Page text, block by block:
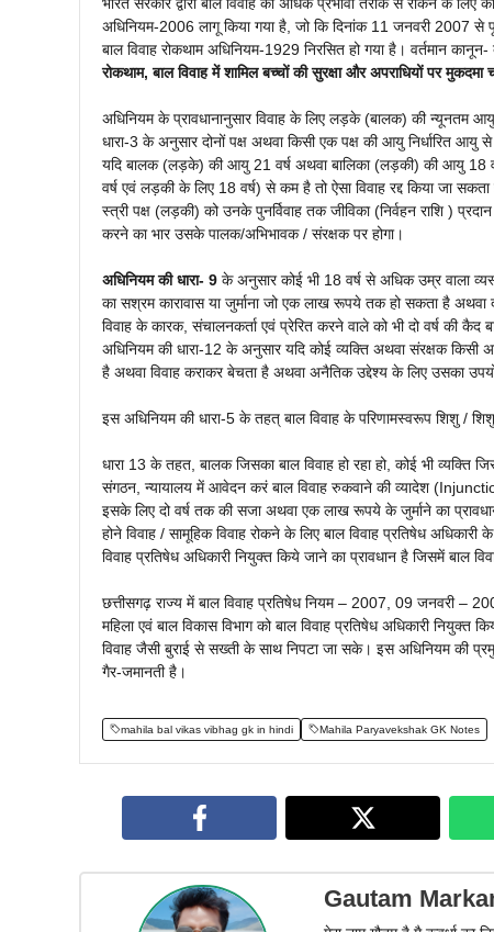
अधिनियम-2006 लागू किया गया है, जो कि दिनांक 11 जनवरी 2007
बाल विवाह रोकथाम अधिनियम-1929 निरसित हो गया है। वर्तमान
रोकथाम, बाल विवाह में शामिल बच्चों की सुरक्षा और अपराधियों पर मुकदमा
अधिनियम के प्रावधानानुसार विवाह के लिए लड़के (बालक) की न्यूनतम
धारा-3 के अनुसार दोनों पक्ष अथवा किसी एक पक्ष की आयु निर्धारित आयु से
यदि बालक (लड़के) की आयु 21 वर्ष अथवा बालिका (लड़की) की आयु 18
वर्ष एवं लड़की के लिए 18 वर्ष) से कम है तो ऐसा विवाह रद्द किया जा
स्त्री पक्ष (लड़की) को उनके पुनर्विवाह तक जीविका (निर्वहन राशि )
करने का भार उसके पालक/अभिभावक / संरक्षक पर होगा।
अधिनियम की धारा- 9 के अनुसार कोई भी 18 वर्ष से अधिक उम्र वाला
का सश्रम कारावास या जुर्माना जो एक लाख रूपये तक हो सकता है अथवा
विवाह के कारक, संचालनकर्ता एवं प्रेरित करने वाले को भी दो वर्ष की
अधिनियम की धारा-12 के अनुसार यदि कोई व्यक्ति अथवा संरक्षक
है अथवा विवाह कराकर बेचता है अथवा अनैतिक उद्देश्य के लिए उसका
इस अधिनियम की धारा-5 के तहत् बाल विवाह के परिणामस्वरूप शिशु /
धारा 13 के तहत, बालक जिसका बाल विवाह हो रहा हो, कोई भी व्यक्ति
संगठन, न्यायालय में आवेदन करं बाल विवाह रुकवाने की व्यादेश
इसके लिए दो वर्ष तक की सजा अथवा एक लाख रूपये के जुर्माने का
होने विवाह / सामूहिक विवाह रोकने के लिए बाल विवाह प्रतिषेध
विवाह प्रतिषेध अधिकारी नियुक्त किये जाने का प्रावधान है जिसमें बाल
छत्तीसगढ़ राज्य में बाल विवाह प्रतिषेध नियम – 2007, 09 जनवरी –
महिला एवं बाल विकास विभाग को बाल विवाह प्रतिषेध अधिकारी
विवाह जैसी बुराई से सख्ती के साथ निपटा जा सके। इस अधिनियम की
गैर-जमानती है।
mahila bal vikas vibhag gk in hindi Mahila Paryavekshak GK Notes
Gautam